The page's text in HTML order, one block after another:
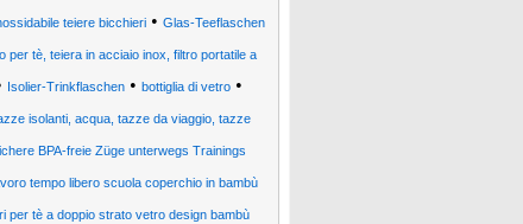
teiere bicchieri • Glas-Teeflaschen
tè, teiera in acciaio inox, filtro portatile a
Isolier-Trinkflaschen• bottiglia di vetro•
isolanti, acqua, tazze da viaggio, tazze
BPA-freie Züge unterwegs Trainings
tempo libero scuola coperchio in bambù
per tè a doppio strato vetro design bambù